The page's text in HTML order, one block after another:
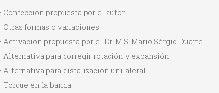
Confección propuesta por el autor
Otras formas o variaciones
Activación propuesta por el Dr. M.S. Mario Sérgio Duarte
Alternativa para corregir rotación y expansión
Alternativa para distalización unilateral
Torque en la banda